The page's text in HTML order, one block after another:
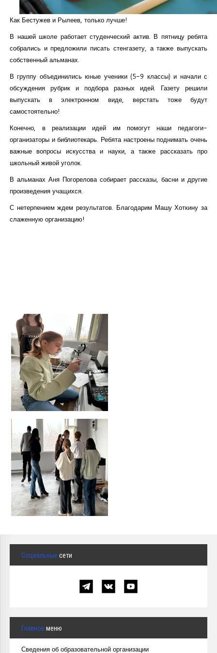
Курсы повышения квалификации
Конкурсы
Как Бестужев и Рылеев, только лучше!
В нашей школе работает студенческий актив. В пятницу ребята
собрались и предложили писать стенгазету, а также выпускать
собственный альманах.
В группу объединились юные ученики (5-9 классы) и начали с
обсуждения рубрик и подбора разных идей. Газету решили
выпускать в электронном виде, верстать тоже будут
самостоятельно!
Конечно, в реализации идей им помогут наши педагоги-
организаторы и библиотекарь. Ребята настроены поднимать очень
важные вопросы искусства и науки, а также рассказать про
школьный живой уголок.
В альманах Аня Погорелова собирает рассказы, басни и другие
произведения учащихся.
С нетерпением ждем результатов. Благодарим Машу Хоткину за
слаженную организацию!
Социальные сети
Главное меню
Сведения об образовательной организации